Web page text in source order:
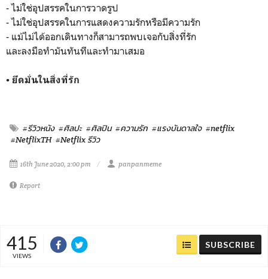
- ไม่ใช่อุปสรรคในการวาดรูป
- ไม่ใช่อุปสรรคในการแสดงความรักหรือมีความรัก
- แม้ไม่ได้ออกเดินทางก็สามารถพบเจอกับสิ่งที่รัก
และลงมือทำมันทันทีและทำมาเสมอ
• ยึดมั่นในสิ่งที่รัก
#รีวิวหนัง #ศิลปะ #ศิลปิน #ความรัก #แรงบันดาลใจ #netflix
#NetflixTH #Netflix รีวิว
16th June 2020, 2:00 pm panpanmeme
Report
415
VIEWS
SUBSCRIBE